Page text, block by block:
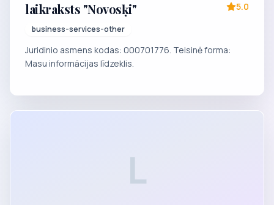
laikraksts "Novosķi"
business-services-other
5.0
Juridinio asmens kodas: 000701776. Teisinė forma:
Masu informācijas līdzeklis.
L